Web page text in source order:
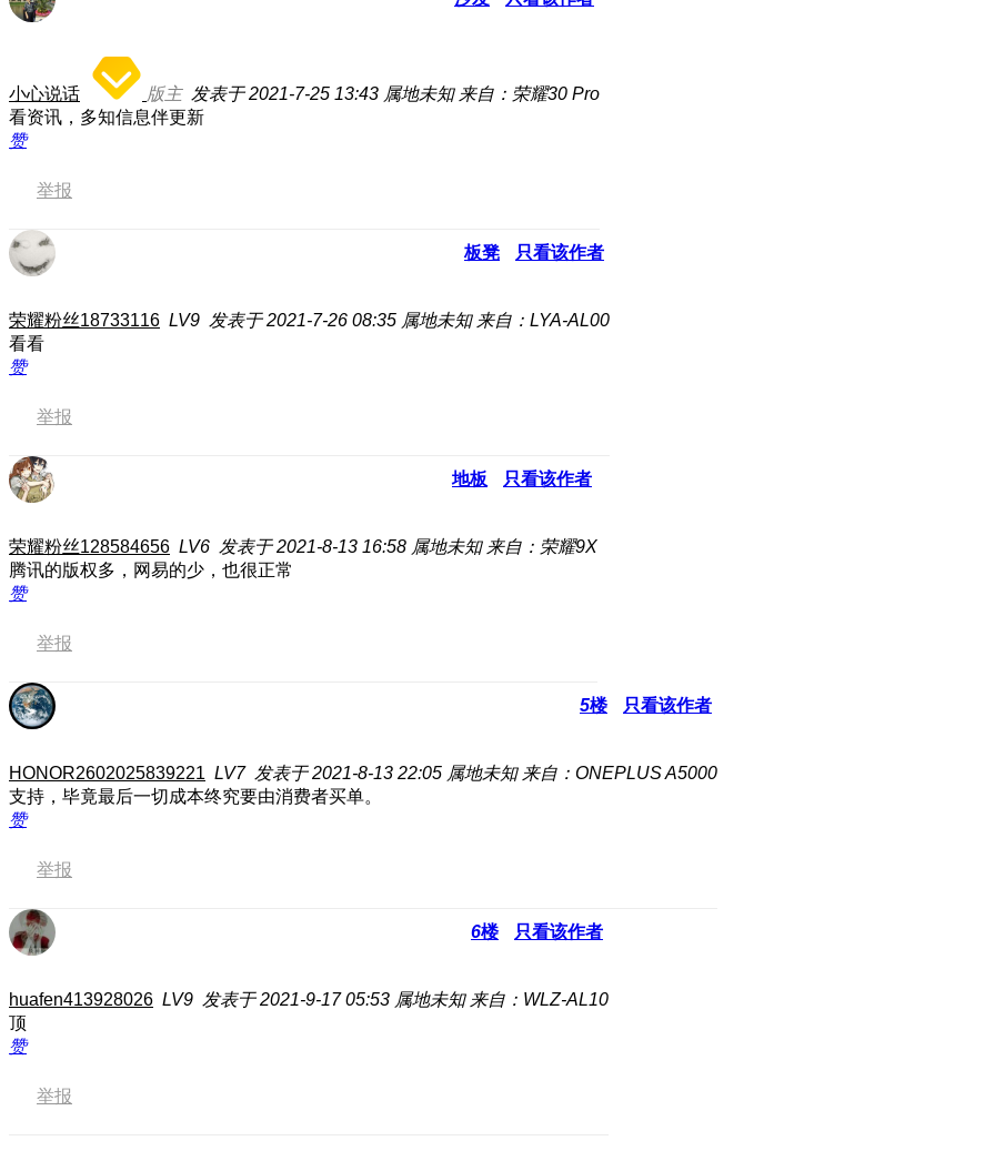
小心说话 版主 发表于 2021-7-25 13:43 属地未知 来自：荣耀30 Pro
看资讯，多知信息伴更新
赞
举报
板凳 只看该作者
荣耀粉丝18733116 LV9 发表于 2021-7-26 08:35 属地未知 来自：LYA-AL00
看看
赞
举报
地板 只看该作者
荣耀粉丝128584656 LV6 发表于 2021-8-13 16:58 属地未知 来自：荣耀9X
腾讯的版权多，网易的少，也很正常
赞
举报
5楼 只看该作者
HONOR2602025839221 LV7 发表于 2021-8-13 22:05 属地未知 来自：ONEPLUS A5000
支持，毕竟最后一切成本终究要由消费者买单。
赞
举报
6楼 只看该作者
huafen413928026 LV9 发表于 2021-9-17 05:53 属地未知 来自：WLZ-AL10
顶
赞
举报